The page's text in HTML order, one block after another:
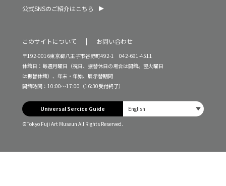
公式SNSのご紹介はこちら
このサイトについて お問い合わせ
〒192-0016東京都八王子市谷野町492-1 042-691-4511
休館日：毎週月曜日（祝日、振替休日の場合は開館。翌火曜日
は振替休館）、年末・年始、展示替期間
開館時間：10:00～17:00（16:30受付終了）
Universal Sercice Guide
©Tokyo Fuji Art Museun All Rights Reserved.